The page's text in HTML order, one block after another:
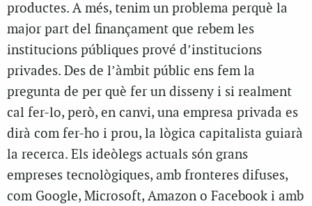
productes. A més, tenim un problema perquè la
major part del finançament que rebem les
institucions públiques prové d’institucions
privades. Des de l’àmbit públic ens fem la
pregunta de per què fer un disseny i si realment
cal fer-lo, però, en canvi, una empresa privada es
dirà com fer-ho i prou, la lògica capitalista guiarà
la recerca. Els ideòlegs actuals són grans
empreses tecnològiques, amb fronteres difuses,
com Google, Microsoft, Amazon o Facebook i amb